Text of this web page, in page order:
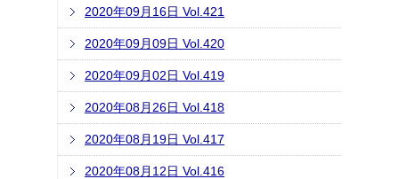
2020年09月16日 Vol.421
2020年09月09日 Vol.420
2020年09月02日 Vol.419
2020年08月26日 Vol.418
2020年08月19日 Vol.417
2020年08月12日 Vol.416